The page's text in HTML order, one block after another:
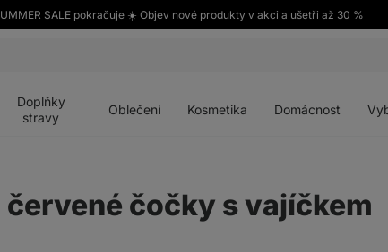
SALE pokračuje ☀️ Objev nové produkty v akci a ušetři až 30 %
Doplňky
stravy
Oblečení Kosmetika Domácnost
červené čočky s vajíčkem